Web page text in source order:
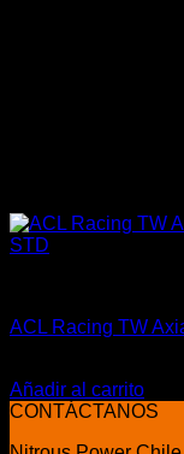
ACL Racing TW
precio
original
Añadir al carrito
CONTÁCTANOS